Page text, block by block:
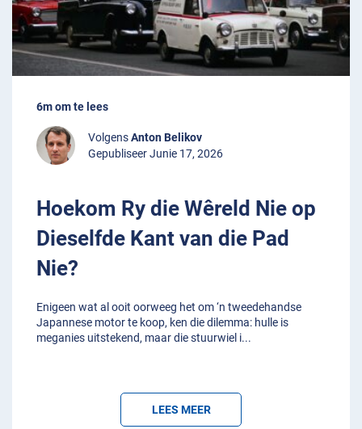
6m om te lees
VolgensAnton Belikov
Gepubliseer Junie 17, 2026
Hoekom Ry die Wêreld Nie op
Dieselfde Kant van die Pad
Nie?
Enigeen wat al ooit oorweeg het om ‘n tweedehandse
Japannese motor te koop, ken die dilemma: hulle is
meganies uitstekend, maar die stuurwiel i...
LEES MEER